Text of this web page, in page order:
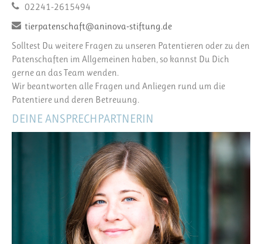
02241-2615494
tierpatenschaft@aninova-stiftung.de
Solltest Du weitere Fragen zu unseren Patentieren oder zu den
Patenschaften im Allgemeinen haben, so kannst Du Dich
gerne an das Team wenden.
Wir beantworten alle Fragen und Anliegen rund um die
Patentiere und deren Betreuung.
DEINE ANSPRECHPARTNERIN